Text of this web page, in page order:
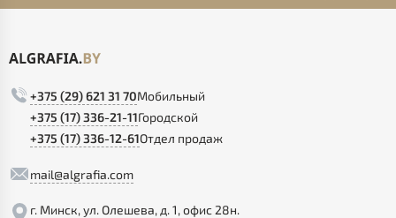
+375 (29) 621 31 70Мобильный
+375 (17) 336-21-11Городской
+375 (17) 336-12-61Отдел продаж
mail@algrafia.com
г. Минск, ул. Олешева, д. 1, офис 28н.